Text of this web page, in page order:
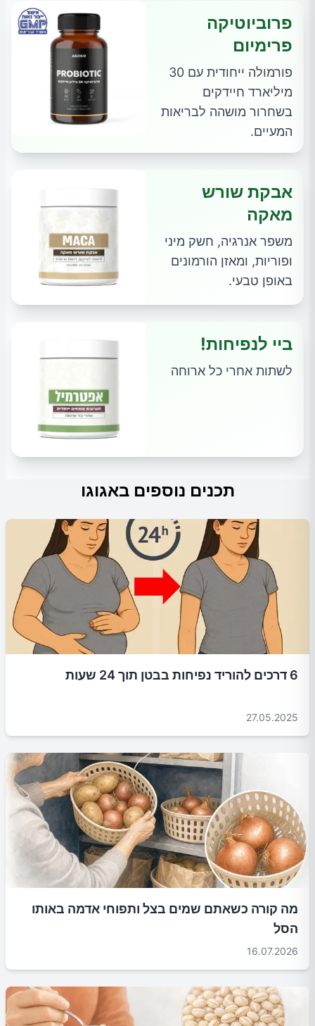
פרוביוטיקה
פרימיום
פורמולה ייחודית עם 30
מיליארד חיידקים
בשחרור מושהה לבריאות
המעיים.
אבקת שורש
מאקה
משפר אנרגיה, חשק מיני
ופוריות, ומאזן הורמונים
באופן טבעי.
ביי לנפיחות!
לשתות אחרי כל ארוחה
תכנים נוספים באגוגו
6 דרכים להוריד נפיחות בבטן תוך 24 שעות
27.05.2025
מה קורה כשאתם שמים בצל ותפוחי אדמה באותו
הסל
16.07.2026